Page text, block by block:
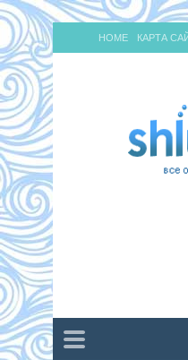
HOME КАРТА